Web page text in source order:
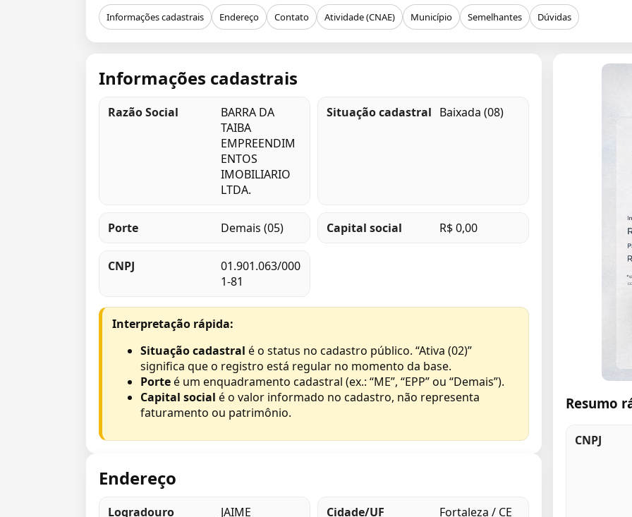
Informações cadastrais Endereço Contato Atividade (CNAE) Município Semelhantes Dúvidas
Informações cadastrais
Razão Social
BARRA DA
TAIBA
EMPREENDIM
ENTOS
IMOBILIARIO
LTDA.
Situação cadastral Baixada (08)
Porte Demais (05) Capital social R$ 0,00
CNPJ
01.901.063/000
1-81
Interpretação rápida:
Situação cadastral é o status no cadastro público. “Ativa (02)”
significa que o registro está regular no momento da base.
Porteé um enquadramento cadastral (ex.: “ME”, “EPP” ou “Demais”).
Capital social é o valor informado no cadastro, não representa
faturamento ou patrimônio.
Endereço
Logradouro
JAIME
Cidade/UF Fortaleza / CE
Resumo
CNPJ